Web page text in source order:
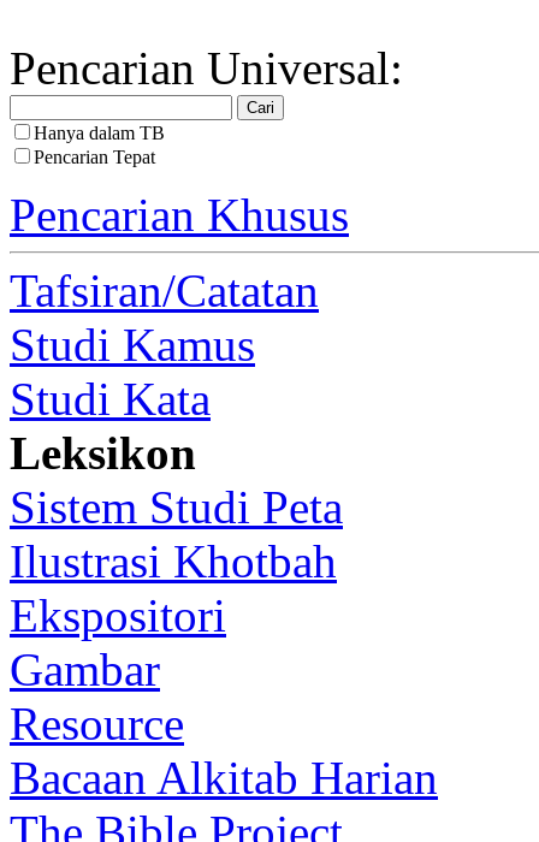
Pencarian Universal:
Hanya dalam TB
Pencarian Tepat
Pencarian Khusus
Tafsiran/Catatan
Studi Kamus
Studi Kata
Leksikon
Sistem Studi Peta
Ilustrasi Khotbah
Ekspositori
Gambar
Resource
Bacaan Alkitab Harian